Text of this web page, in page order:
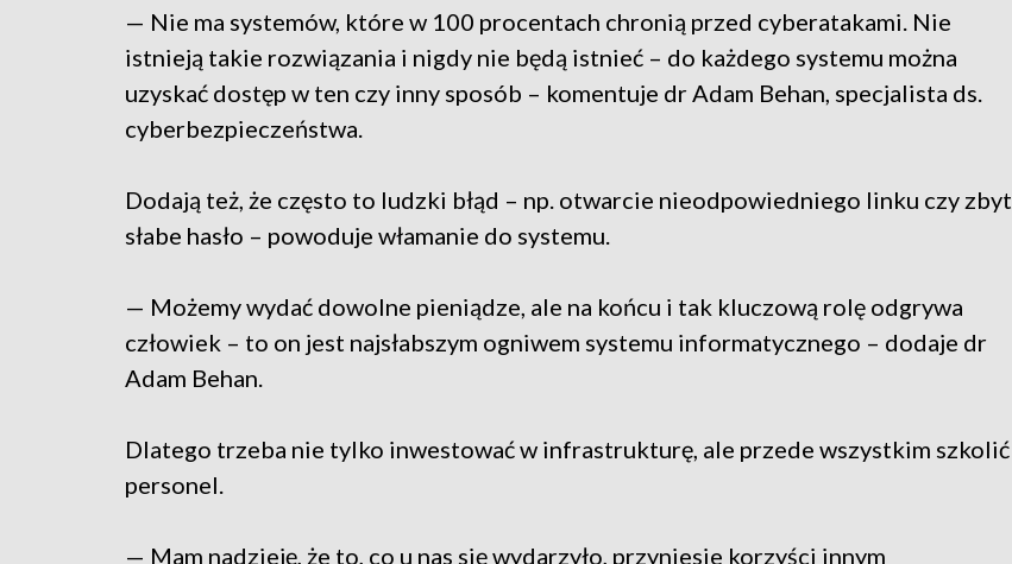
— Nie ma systemów, które w 100 procentach chronią przed cyberatakami. Nie
istnieją takie rozwiązania i nigdy nie będą istnieć – do każdego systemu można
uzyskać dostęp w ten czy inny sposób – komentuje dr Adam Behan, specjalista ds.
cyberbezpieczeństwa.
Dodają też, że często to ludzki błąd – np. otwarcie nieodpowiedniego linku czy zbyt
słabe hasło – powoduje włamanie do systemu.
— Możemy wydać dowolne pieniądze, ale na końcu i tak kluczową rolę odgrywa
człowiek – to on jest najsłabszym ogniwem systemu informatycznego – dodaje dr
Adam Behan.
Dlatego trzeba nie tylko inwestować w infrastrukturę, ale przede wszystkim szkolić
personel.
— Mam nadzieję, że to, co u nas się wydarzyło, przyniesie korzyści innym